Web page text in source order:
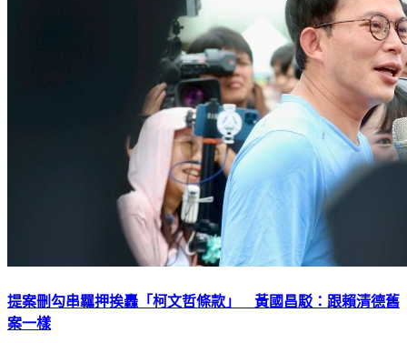
提案刪勾串羈押挨轟「柯文哲條款」 黃國昌駁：跟賴清德舊